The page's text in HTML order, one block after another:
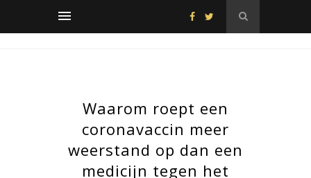
Waarom roept een
coronavaccin meer
weerstand op dan een
medicijn tegen het